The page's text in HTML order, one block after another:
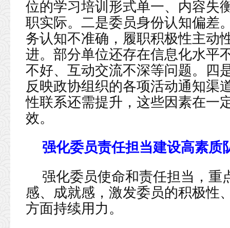
位的学习培训形式单一、内容失
职实际。二是委员身份认知偏差
务认知不准确，履职积极性主动
进。部分单位还存在信息化水平
不好、互动交流不深等问题。四
反映政协组织的各项活动通知渠
性联系还需提升，这些因素在一
效。
强化委员责任担当建设高素质
强化委员使命和责任担当，重
感、成就感，激发委员的积极性
方面持续用力。